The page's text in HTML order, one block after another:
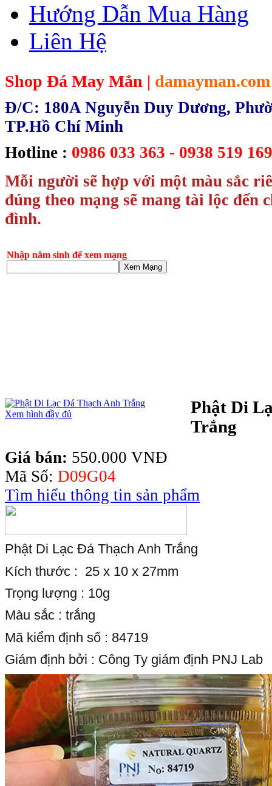
Hướng Dẫn Mua Hàng
Liên Hệ
Shop Đá May Mắn | damayman.com
Đ/C: 180A Nguyễn Duy Dương,
TP.Hồ Chí Minh
Hotline : 0986 033 363 - 0938 519
Mỗi người sẽ hợp với một màu sắc
đúng theo mạng sẽ mang tài lộc đến
đình.
Nhập năm sinh để xem mạng
Xem Mạng
Xem hình đầy đủ
Phật Di
Trắng
Giá bán: 550.000 VNĐ
Mã Số: D09G04
Tìm hiểu thông tin sản phẩm
Phật Di Lạc Đá Thạch Anh Trắng
Kích thước : 25 x 10 x 27mm
Trọng lượng : 10g
Màu sắc : trắng
Mã kiểm định số : 84719
Giám định bởi : Công Ty giám định PNJ Lab